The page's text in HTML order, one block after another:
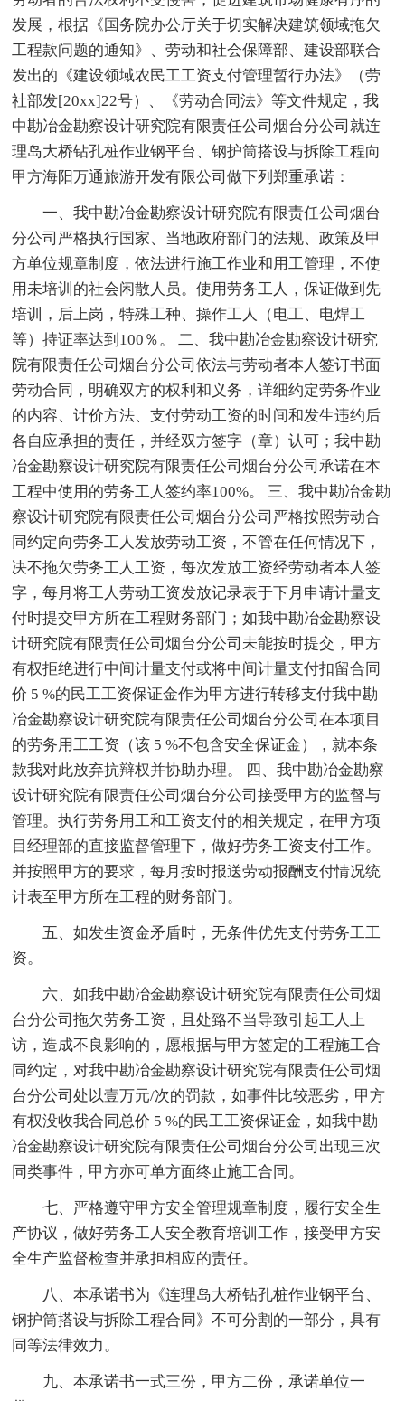
发展，根据《国务院办公厅关于切实解决建筑领域拖欠
工程款问题的通知》、劳动和社会保障部、建设部联合
发出的《建设领域农民工工资支付管理暂行办法》（劳
社部发[20xx]22号）、《劳动合同法》等文件规定，我
中勘冶金勘察设计研究院有限责任公司烟台分公司就连
理岛大桥钻孔桩作业钢平台、钢护筒搭设与拆除工程向
甲方海阳万通旅游开发有限公司做下列郑重承诺：
一、我中勘冶金勘察设计研究院有限责任公司烟台
分公司严格执行国家、当地政府部门的法规、政策及甲
方单位规章制度，依法进行施工作业和用工管理，不使
用未培训的社会闲散人员。使用劳务工人，保证做到先
培训，后上岗，特殊工种、操作工人（电工、电焊工
等）持证率达到100％。 二、我中勘冶金勘察设计研究
院有限责任公司烟台分公司依法与劳动者本人签订书面
劳动合同，明确双方的权利和义务，详细约定劳务作业
的内容、计价方法、支付劳动工资的时间和发生违约后
各自应承担的责任，并经双方签字（章）认可；我中勘
冶金勘察设计研究院有限责任公司烟台分公司承诺在本
工程中使用的劳务工人签约率100%。 三、我中勘冶金勘
察设计研究院有限责任公司烟台分公司严格按照劳动合
同约定向劳务工人发放劳动工资，不管在任何情况下，
决不拖欠劳务工人工资，每次发放工资经劳动者本人签
字，每月将工人劳动工资发放记录表于下月申请计量支
付时提交甲方所在工程财务部门；如我中勘冶金勘察设
计研究院有限责任公司烟台分公司未能按时提交，甲方
有权拒绝进行中间计量支付或将中间计量支付扣留合同
价 5 %的民工工资保证金作为甲方进行转移支付我中勘
冶金勘察设计研究院有限责任公司烟台分公司在本项目
的劳务用工工资（该 5 %不包含安全保证金），就本条
款我对此放弃抗辩权并协助办理。 四、我中勘冶金勘察
设计研究院有限责任公司烟台分公司接受甲方的监督与
管理。执行劳务用工和工资支付的相关规定，在甲方项
目经理部的直接监督管理下，做好劳务工资支付工作。
并按照甲方的要求，每月按时报送劳动报酬支付情况统
计表至甲方所在工程的财务部门。
五、如发生资金矛盾时，无条件优先支付劳务工工
资。
六、如我中勘冶金勘察设计研究院有限责任公司烟
台分公司拖欠劳务工资，且处臵不当导致引起工人上
访，造成不良影响的，愿根据与甲方签定的工程施工合
同约定，对我中勘冶金勘察设计研究院有限责任公司烟
台分公司处以壹万元/次的罚款，如事件比较恶劣，甲方
有权没收我合同总价 5 %的民工工资保证金，如我中勘
冶金勘察设计研究院有限责任公司烟台分公司出现三次
同类事件，甲方亦可单方面终止施工合同。
七、严格遵守甲方安全管理规章制度，履行安全生
产协议，做好劳务工人安全教育培训工作，接受甲方安
全生产监督检查并承担相应的责任。
八、本承诺书为《连理岛大桥钻孔桩作业钢平台、
钢护筒搭设与拆除工程合同》不可分割的一部分，具有
同等法律效力。
九、本承诺书一式三份，甲方二份，承诺单位一